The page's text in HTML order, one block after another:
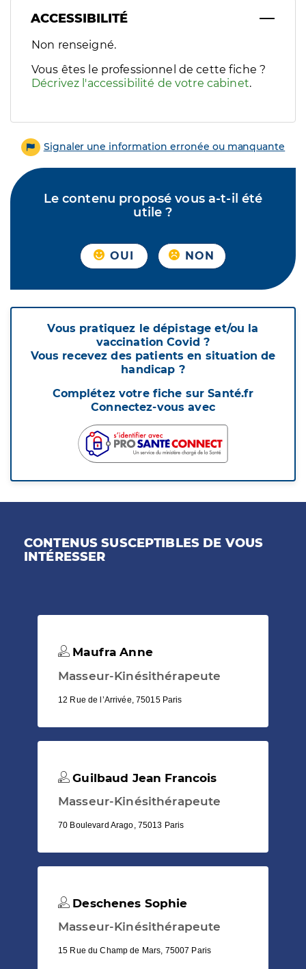
ACCESSIBILITÉ
Filtres
Sélectionnez un ou plusieurs handicaps/besoins
Non renseigné.
Vous êtes le professionnel de cette fiche ?
Décrivez l'accessibilité de votre cabinet.
Signaler une information erronée ou manquante
Le contenu proposé vous a-t-il été
utile ?
OUI NON
Vous pratiquez le dépistage et/ou la
vaccination Covid ?
Vous recevez des patients en situation de
handicap ?
Complétez votre fiche sur Santé.fr
Connectez-vous avec
CONTENUS SUSCEPTIBLES DE VOUS
INTÉRESSER
Maufra Anne
Masseur-Kinésithérapeute
12 Rue de l’Arrivée, 75015 Paris
Guilbaud Jean Francois
Masseur-Kinésithérapeute
70 Boulevard Arago, 75013 Paris
Deschenes Sophie
Masseur-Kinésithérapeute
15 Rue du Champ de Mars, 75007 Paris